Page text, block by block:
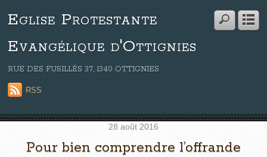
Eglise Protestante
Evangélique d'Ottignies
RUE DES FUSILLÉS 37, 1340 OTTIGNIES
RSS
28 août 2016
Pour bien comprendre l’offrande